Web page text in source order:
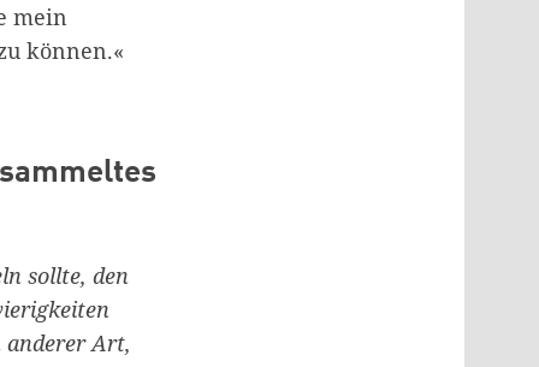
mein
können.«
sollte, den
anderer Art,